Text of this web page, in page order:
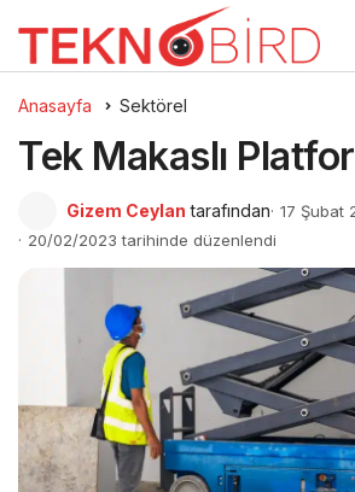
Anasayfa Sektörel
Tek Makaslı
Gizem Ceylan tarafından 17 Şubat
20/02/2023 tarihinde düzenlendi